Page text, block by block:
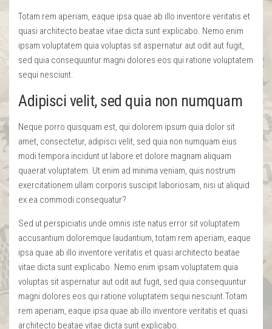
Totam rem aperiam, eaque ipsa quae ab illo inventore veritatis et
quasi architecto beatae vitae dicta sunt explicabo. Nemo enim
ipsam voluptatem quia voluptas sit aspernatur aut odit aut fugit,
sed quia consequuntur magni dolores eos qui ratione voluptatem
sequi nesciunt.
Adipisci velit, sed quia non numquam
Neque porro quisquam est, qui dolorem ipsum quia dolor sit
amet, consectetur, adipisci velit, sed quia non numquam eius
modi tempora incidunt ut labore et dolore magnam aliquam
quaerat voluptatem. Ut enim ad minima veniam, quis nostrum
exercitationem ullam corporis suscipit laboriosam, nisi ut aliquid
ex ea commodi consequatur?
Sed ut perspiciatis unde omnis iste natus error sit voluptatem
accusantium doloremque laudantium, totam rem aperiam, eaque
ipsa quae ab illo inventore veritatis et quasi architecto beatae
vitae dicta sunt explicabo. Nemo enim ipsam voluptatem quia
voluptas sit aspernatur aut odit aut fugit, sed quia consequuntur
magni dolores eos qui ratione voluptatem sequi nesciunt.Totam
rem aperiam, eaque ipsa quae ab illo inventore veritatis et quasi
architecto beatae vitae dicta sunt explicabo.